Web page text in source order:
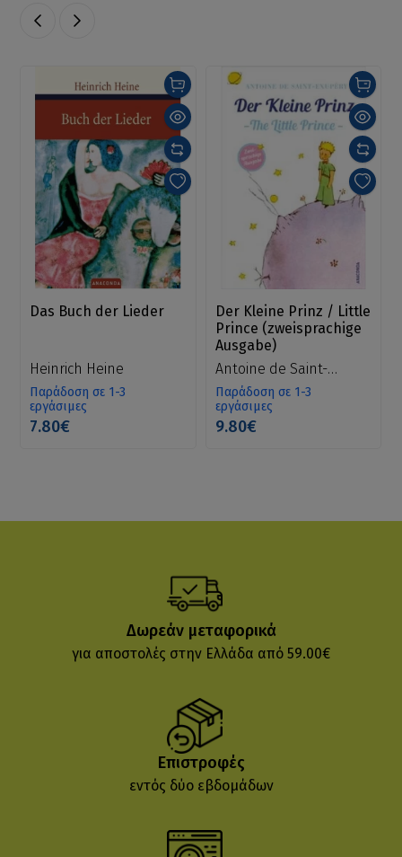
Das Buch der Lieder
Heinrich Heine
Παράδοση σε 1-3
εργάσιμες
7.80€
Der Kleine Prinz / Little
Prince (zweisprachige
Ausgabe)
Antoine de Saint-
Exupéry
Παράδοση σε 1-3
εργάσιμες
9.80€
Δωρεάν μεταφορικά
για αποστολές στην Ελλάδα από 59.00€
Επιστροφές
εντός δύο εβδομάδων